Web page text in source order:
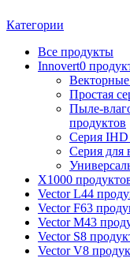
Категории
Все продукты
Innovert0
Простая
Пыле-
продуктов
Серия IHD
Серия для
X1000
Vector L44
Vector F63
Vector M43
Vector S8
Vector V8